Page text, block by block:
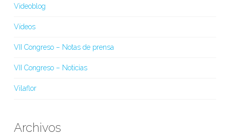
Videoblog
Vídeos
VII Congreso – Notas de prensa
VII Congreso – Noticias
Vilaflor
Archivos